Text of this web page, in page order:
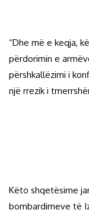
“Dhe më e keqja,
përdorimin e
përshkallëzimi i
një rrezik i
Këto shqetësime
bombardimeve të